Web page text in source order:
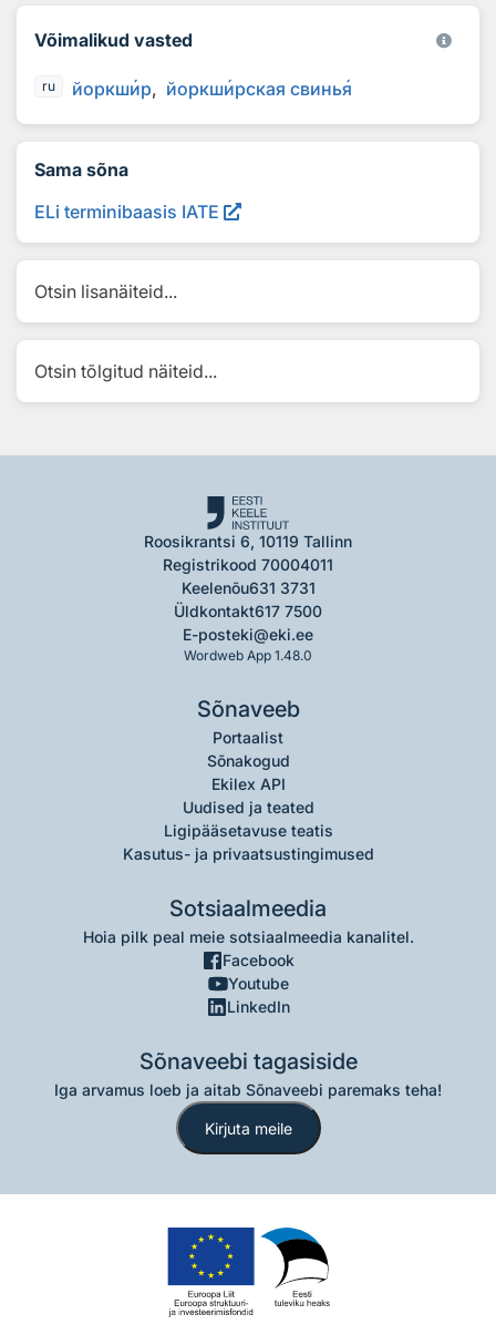
Võimalikud vasted
ru йоркшир йоркширская свинья
Sama sõna
ELi terminibaasis IATE
Otsin lisanäiteid...
Otsin tõlgitud näiteid...
Roosikrantsi 6, 10119 Tallinn
Registrikood 70004011
Keelenõu631 3731
Üldkontakt617 7500
E-posteki@eki.ee
Wordweb App 1.48.0
Sõnaveeb
Portaalist
Sõnakogud
Ekilex API
Uudised ja teated
Ligipääsetavuse teatis
Kasutus- ja privaatsustingimused
Sotsiaalmeedia
Hoia pilk peal meie sotsiaalmeedia kanalitel.
Facebook
Youtube
LinkedIn
Sõnaveebi tagasiside
Iga arvamus loeb ja aitab Sõnaveebi paremaks teha!
Kirjuta meile